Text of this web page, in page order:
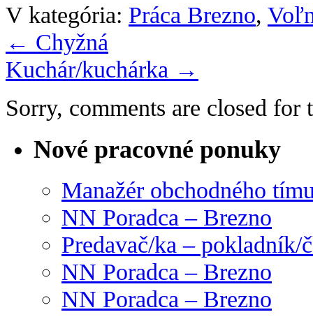
V kategória: Práca Brezno,
← Chyžná
Kuchár/kuchárka →
Sorry, comments are closed for
Nové pracovné ponuky
Manažér obchodného
NN Poradca – Brezno
Predavač/ka – pokladník/
NN Poradca – Brezno
NN Poradca – Brezno